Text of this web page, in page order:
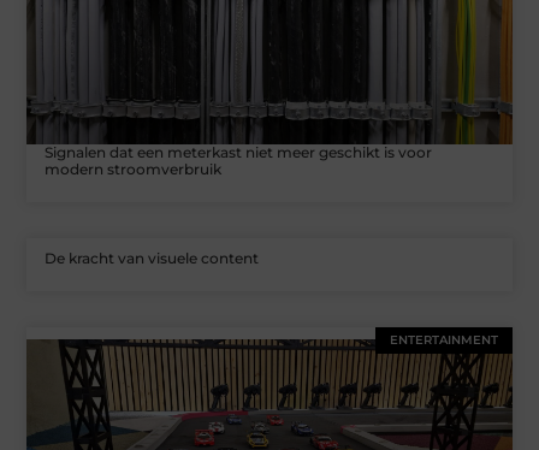
Signalen dat een meterkast niet meer geschikt is voor
modern stroomverbruik
De kracht van visuele content
ENTERTAINMENT